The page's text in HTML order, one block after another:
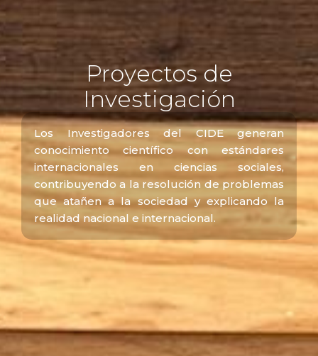
Proyectos de
Investigación
Los Investigadores del CIDE generan
conocimiento científico con estándares
internacionales en ciencias sociales,
contribuyendo a la resolución de problemas
que atañen a la sociedad y explicando la
realidad nacional e internacional.